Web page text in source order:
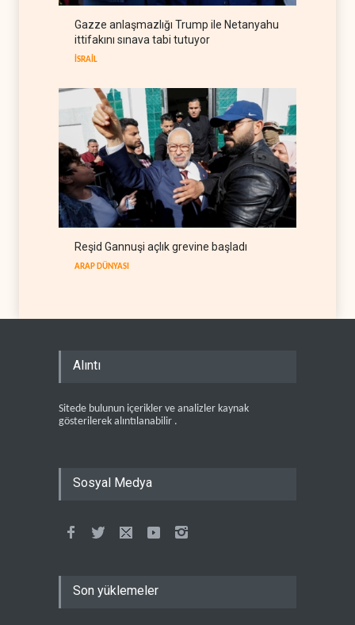
kademeli olarak Süveyş
güzergahına dönüyor
Gazze anlaşmazlığı Trump ile Netanyahu
ittifakını sınava tabi tutuyor
İSRAİL
Reşid Gannuşi açlık grevine başladı
ARAP DÜNYASI
Alıntı
Sitede bulunun içerikler ve analizler kaynak
gösterilerek alıntılanabilir .
Sosyal Medya
Son yüklemeler